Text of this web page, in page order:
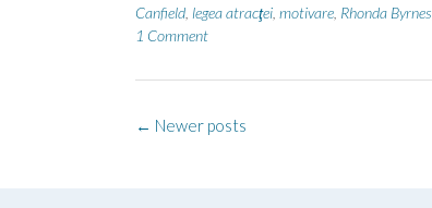
Canfield legea atracţei motivare Rhonda Byrnes
1 Comment
Posts
← Newer posts